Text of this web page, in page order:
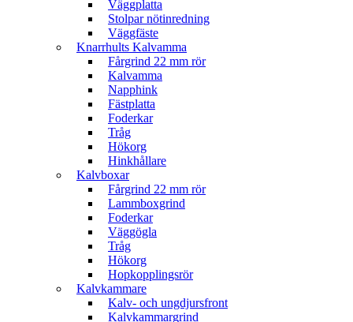
Väggplatta
Stolpar nötinredning
Väggfäste
Knarrhults Kalvamma
Fårgrind 22 mm rör
Kalvamma
Napphink
Fästplatta
Foderkar
Tråg
Hökorg
Hinkhållare
Kalvboxar
Fårgrind 22 mm rör
Lammboxgrind
Foderkar
Väggögla
Tråg
Hökorg
Hopkopplingsrör
Kalvkammare
Kalv- och ungdjursfront
Kalvkammargrind